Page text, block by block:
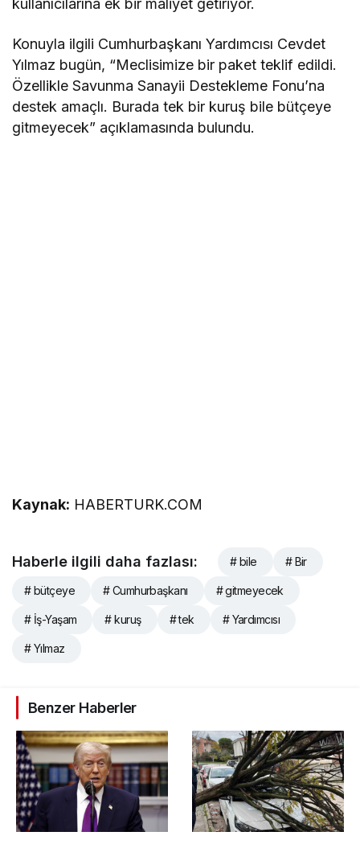
Konuyla ilgili Cumhurbaşkanı Yardımcısı Cevdet
Yılmaz bugün, “Meclisimize bir paket teklif edildi.
Özellikle Savunma Sanayii Destekleme Fonu’na
destek amaçlı. Burada tek bir kuruş bile bütçeye
gitmeyecek” açıklamasında bulundu.
Kaynak: HABERTURK.COM
Haberle ilgili daha fazlası: # bile # Bir
# bütçeye # Cumhurbaşkanı # gitmeyecek
# İş-Yaşam # kuruş # tek # Yardımcısı
# Yılmaz
Benzer Haberler